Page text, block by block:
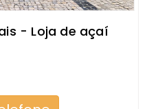
- Loja de açaí